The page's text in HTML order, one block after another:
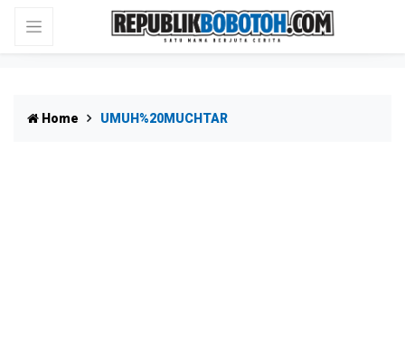
Home UMUH%20MUCHTAR